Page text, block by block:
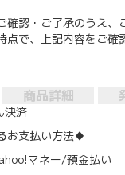
確認・ご了承のうえ、
点で、上記内容をご
商品詳細
決済
お支払い方法♦
マネー/預金払い